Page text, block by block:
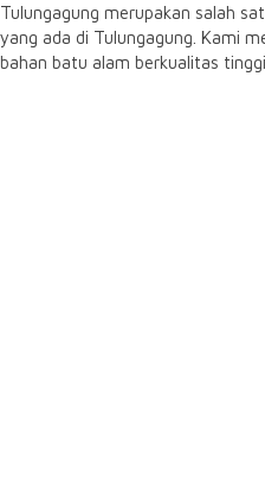
Tulungagung merupakan salah
yang ada di Tulungagung. Kami
bahan batu alam berkualitas